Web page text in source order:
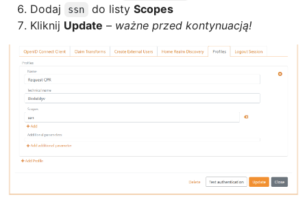
Dodaj ssn do listy Scopes
Kliknij Update – ważne przed kontynuacją!